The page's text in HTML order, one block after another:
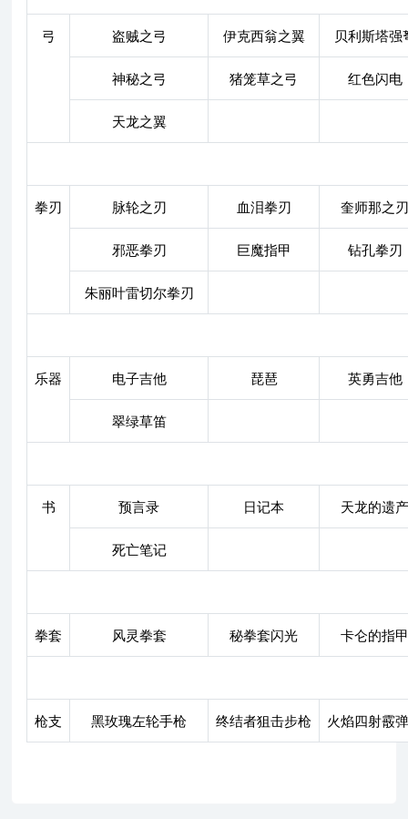
弓 盗贼之弓 伊克西翁之翼 贝利斯塔强
神秘之弓 猪笼草之弓 红色闪电
天龙之翼
拳刃 脉轮之刃 血泪拳刃 奎师那之刃
邪恶拳刃 巨魔指甲 钻孔拳刃
朱丽叶雷切尔拳刃
乐器 电子吉他 琵琶 英勇吉他
翠绿草笛
书 预言录 日记本 天龙的遗产
死亡笔记
拳套 风灵拳套 秘拳套闪光 卡仑的指甲
枪支 黑玫瑰左轮手枪 终结者狙击步枪 火焰四射霰